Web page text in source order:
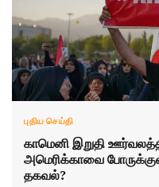
புதிய செய்தி
காமெனி இறுதி
அமெரிக்காவை
தகவல்?